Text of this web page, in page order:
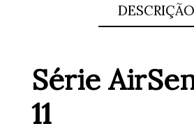
DESCRIÇÃO
Série
11​